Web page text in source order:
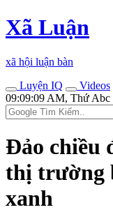
Xã Luận
xã hội luận bàn
Luyện IQ
Videos
09:09:09 AM, Thứ Abc
Đảo chiều
thị trường
xanh